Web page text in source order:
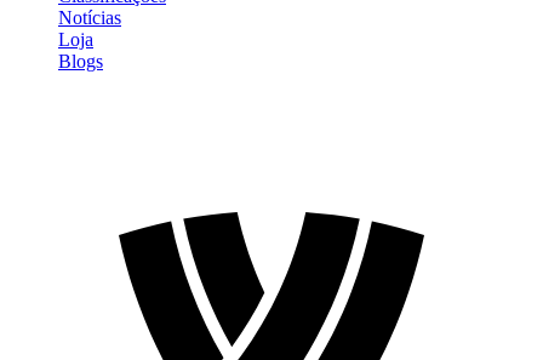
Notícias
Loja
Blogs